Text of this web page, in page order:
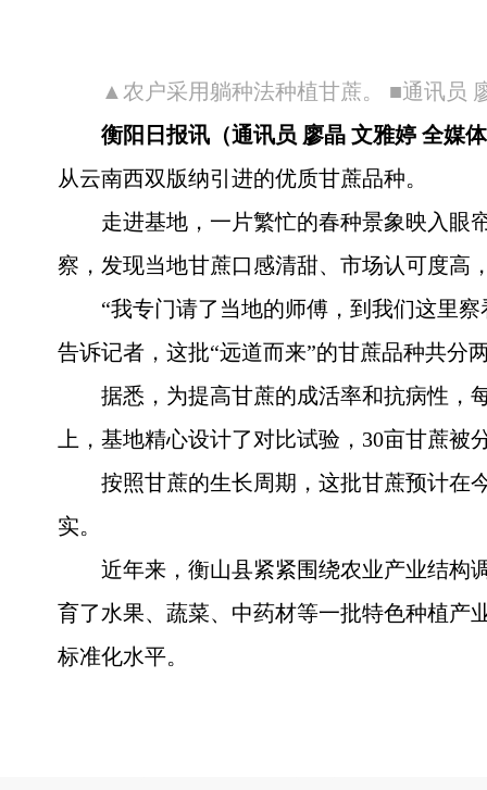
▲农户采用躺种法种植甘蔗。 ■通讯员
衡阳日报讯（通讯员 廖晶 文雅婷 全媒
从云南西双版纳引进的优质甘蔗品种。
走进基地，一片繁忙的春种景象映入眼
察，发现当地甘蔗口感清甜、市场认可度高
“我专门请了当地的师傅，到我们这里
告诉记者，这批“远道而来”的甘蔗品种共分
据悉，为提高甘蔗的成活率和抗病性，
上，基地精心设计了对比试验，30亩甘蔗
按照甘蔗的生长周期，这批甘蔗预计在
实。
近年来，衡山县紧紧围绕农业产业结构
育了水果、蔬菜、中药材等一批特色种植产
标准化水平。